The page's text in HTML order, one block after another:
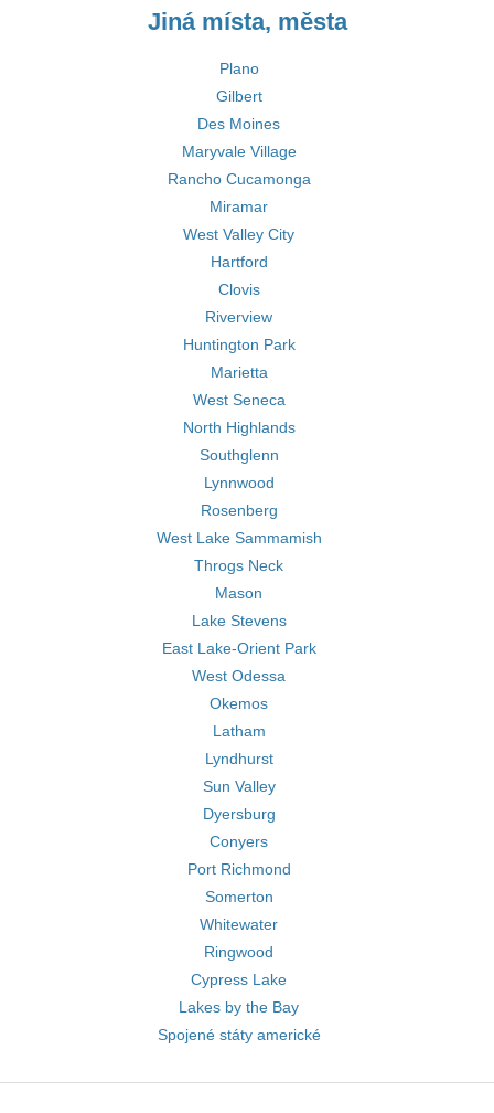
Jiná místa, města
Plano
Gilbert
Des Moines
Maryvale Village
Rancho Cucamonga
Miramar
West Valley City
Hartford
Clovis
Riverview
Huntington Park
Marietta
West Seneca
North Highlands
Southglenn
Lynnwood
Rosenberg
West Lake Sammamish
Throgs Neck
Mason
Lake Stevens
East Lake-Orient Park
West Odessa
Okemos
Latham
Lyndhurst
Sun Valley
Dyersburg
Conyers
Port Richmond
Somerton
Whitewater
Ringwood
Cypress Lake
Lakes by the Bay
Spojené státy americké